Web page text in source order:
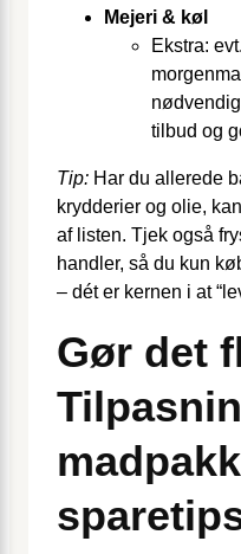
Mejeri & køl
Ekstra:
tilbud og
Tip: Har du allerede
krydderier og olie,
af listen. Tjek også
handler, så du kun
– dét er kernen i at
Gør det